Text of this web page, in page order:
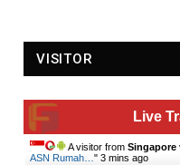
VISITOR
Live
A visitor from Singapore
ASN Rumah… " 3 mins ago